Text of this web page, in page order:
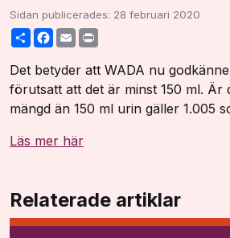
Sidan publicerades: 28 februari 2020
ShareFacebook
Email
Det betyder att WADA nu
förutsatt att det är minst 150 ml. Är
mängd än 150 ml urin gäller 1.005
Läs mer här
Relaterade artiklar